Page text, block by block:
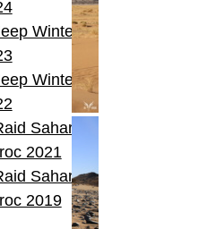
Winter Tour
Winter Tour
Sahara Tour
2021
Sahara Tour
2019